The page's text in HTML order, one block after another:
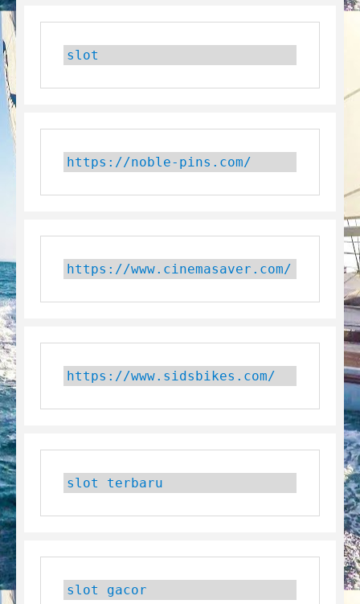
slot
https://noble-pins.com/
https://www.cinemasaver.com/
https://www.sidsbikes.com/
slot terbaru
slot gacor